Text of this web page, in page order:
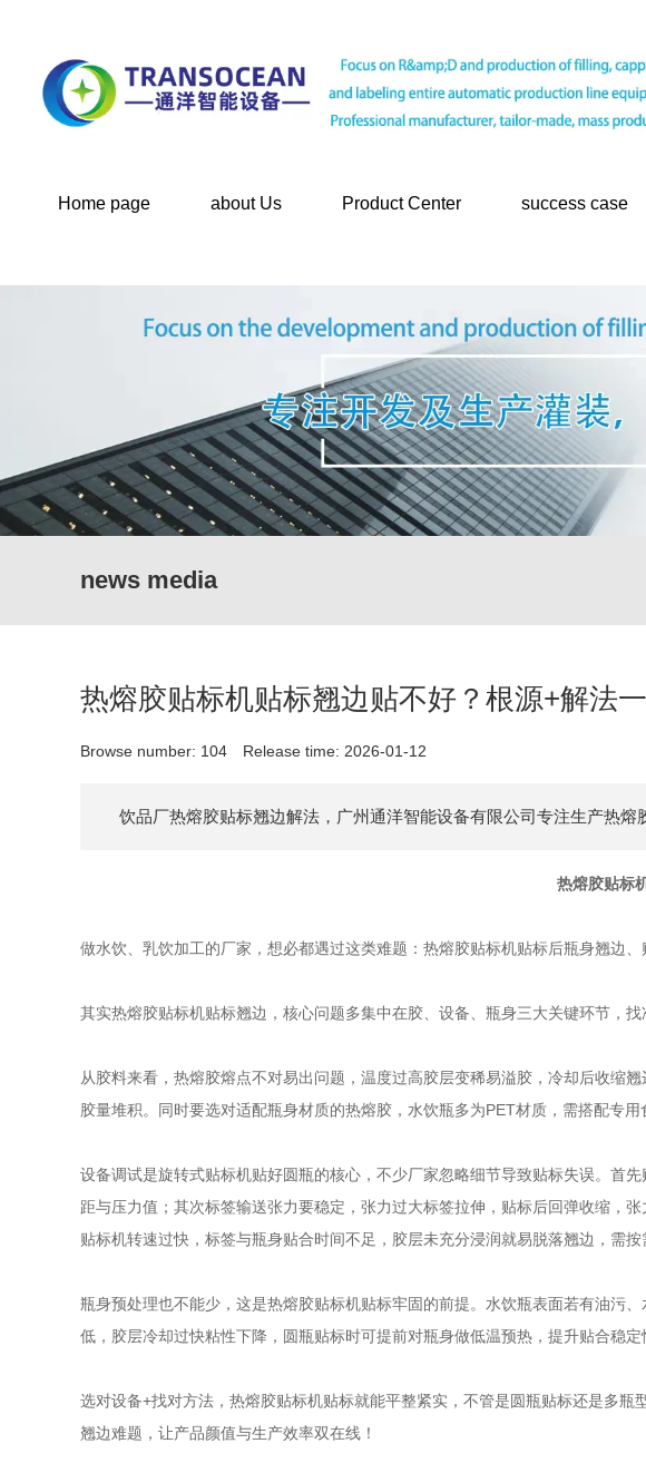
Home page about Us Product Center success case
news media
热熔胶贴标机贴标翘边贴不好？根源+解法
Browse number: 104 Release time: 2026-01-12
饮品厂热熔胶贴标翘边解法，广州通洋智能设备有限公司专注生产热熔
热熔胶贴标
做水饮、乳饮加工的厂家，想必都遇过这类难题：热熔胶贴标机贴标后瓶身翘边
其实热熔胶贴标机贴标翘边，核心问题多集中在胶、设备、瓶身三大关键环节，
从胶料来看，热熔胶熔点不对易出问题，温度过高胶层变稀易溢胶，冷却后收缩
胶量堆积。同时要选对适配瓶身材质的热熔胶，水饮瓶多为PET材质，需搭配专用
设备调试是旋转式贴标机贴好圆瓶的核心，不少厂家忽略细节导致贴标失误。首
距与压力值；其次标签输送张力要稳定，张力过大标签拉伸，贴标后回弹收缩，
贴标机转速过快，标签与瓶身贴合时间不足，胶层未充分浸润就易脱落翘边，需按
瓶身预处理也不能少，这是热熔胶贴标机贴标牢固的前提。水饮瓶表面若有油污
低，胶层冷却过快粘性下降，圆瓶贴标时可提前对瓶身做低温预热，提升贴合稳定
选对设备+找对方法，热熔胶贴标机贴标就能平整紧实，不管是圆瓶贴标还是多
翘边难题，让产品颜值与生产效率双在线！